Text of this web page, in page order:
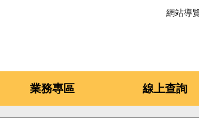
網站導
業務專區 線上查詢